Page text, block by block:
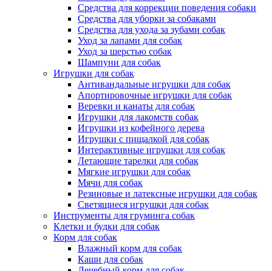
Средства для коррекции поведения собаки
Средства для уборки за собаками
Средства для ухода за зубами собак
Уход за лапами для собак
Уход за шерстью собак
Шампуни для собак
Игрушки для собак
Антивандальные игрушки для собак
Апортировочные игрушки для собак
Веревки и канаты для собак
Игрушки для лакомств собак
Игрушки из кофейного дерева
Игрушки с пищалкой для собак
Интерактивные игрушки для собак
Летающие тарелки для собак
Мягкие игрушки для собак
Мячи для собак
Резиновые и латексные игрушки для собак
Светящиеся игрушки для собак
Инструменты для груминга собак
Клетки и будки для собак
Корм для собак
Влажный корм для собак
Каши для собак